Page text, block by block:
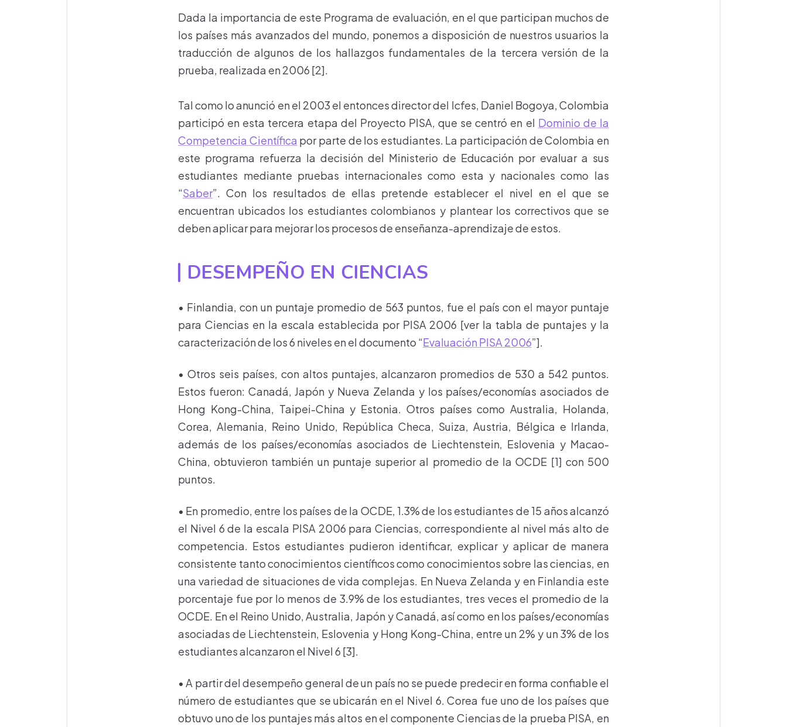
Dada la importancia de este Programa de evaluación, en el que participan muchos de
los países más avanzados del mundo, ponemos a disposición de nuestros usuarios la
traducción de algunos de los hallazgos fundamentales de la tercera versión de la
prueba, realizada en 2006 [2].
Tal como lo anunció en el 2003 el entonces director del Icfes, Daniel Bogoya, Colombia
participó en esta tercera etapa del Proyecto PISA, que se centró en el Dominio de la
Competencia Científica por parte de los estudiantes. La participación de Colombia en
este programa refuerza la decisión del Ministerio de Educación por evaluar a sus
estudiantes mediante pruebas internacionales como esta y nacionales como las
“Saber”. Con los resultados de ellas pretende establecer el nivel en el que se
encuentran ubicados los estudiantes colombianos y plantear los correctivos que se
deben aplicar para mejorar los procesos de enseñanza-aprendizaje de estos.
DESEMPEÑO EN CIENCIAS
• Finlandia, con un puntaje promedio de 563 puntos, fue el país con el mayor puntaje
para Ciencias en la escala establecida por PISA 2006 [ver la tabla de puntajes y la
caracterización de los 6 niveles en el documento “Evaluación PISA 2006”].
• Otros seis países, con altos puntajes, alcanzaron promedios de 530 a 542 puntos.
Estos fueron: Canadá, Japón y Nueva Zelanda y los países/economías asociados de
Hong Kong-China, Taipei-China y Estonia. Otros países como Australia, Holanda,
Corea, Alemania, Reino Unido, República Checa, Suiza, Austria, Bélgica e Irlanda,
además de los países/economías asociados de Liechtenstein, Eslovenia y Macao-
China, obtuvieron también un puntaje superior al promedio de la OCDE [1] con 500
puntos.
• En promedio, entre los países de la OCDE, 1.3% de los estudiantes de 15 años alcanzó
el Nivel 6 de la escala PISA 2006 para Ciencias, correspondiente al nivel más alto de
competencia. Estos estudiantes pudieron identificar, explicar y aplicar de manera
consistente tanto conocimientos científicos como conocimientos sobre las ciencias, en
una variedad de situaciones de vida complejas. En Nueva Zelanda y en Finlandia este
porcentaje fue por lo menos de 3.9% de los estudiantes, tres veces el promedio de la
OCDE. En el Reino Unido, Australia, Japón y Canadá, así como en los países/economías
asociadas de Liechtenstein, Eslovenia y Hong Kong-China, entre un 2% y un 3% de los
estudiantes alcanzaron el Nivel 6 [3].
• A partir del desempeño general de un país no se puede predecir en forma confiable el
número de estudiantes que se ubicarán en el Nivel 6. Corea fue uno de los países que
obtuvo uno de los puntajes más altos en el componente Ciencias de la prueba PISA, en